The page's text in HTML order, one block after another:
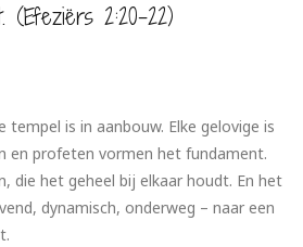
(Efeziërs 2:20-22)
tempel is in aanbouw. Elke gelovige is
en profeten vormen het fundament.
die het geheel bij elkaar houdt. En het
dynamisch, onderweg – naar een